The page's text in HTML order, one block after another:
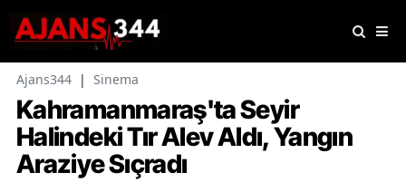
Ajans344 | Sinema
Kahramanmaraş'ta Seyir
Halindeki Tır Alev Aldı, Yangın
Araziye Sıçradı